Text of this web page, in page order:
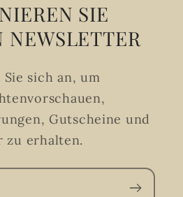
SIE
NEWSLETTER
Sie sich an, um
Gutscheine und
zu erhalten.